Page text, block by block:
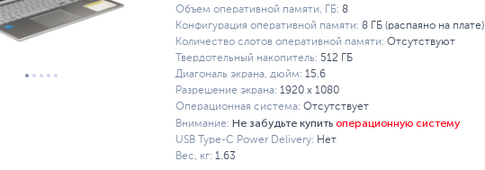
Объем оперативной памяти, ГБ: 8
Конфигурация оперативной памяти: 8 ГБ (распаяно на плате)
Количество слотов оперативной памяти: Отсутствуют
Твердотельный накопитель: 512 ГБ
Диагональ экрана, дюйм: 15.6
Разрешение экрана: 1920 x 1080
Операционная система: Отсутствует
Внимание: Не забудьте купить операционную систему
USB Type-C Power Delivery: Нет
Вес, кг: 1.63